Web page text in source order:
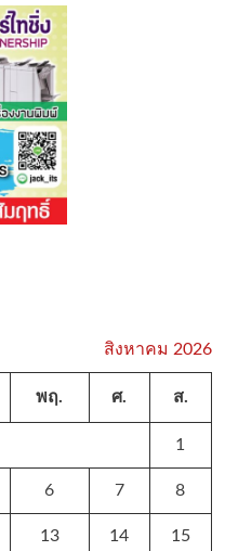
สิงหาคม 2026
พฤ. ศ. ส.
1
6 7 8
13 14 15